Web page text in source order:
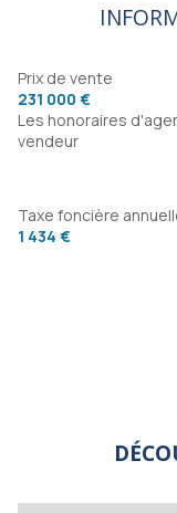
Prix de vente
231 000 €
Les honoraires
vendeur
Taxe foncière
1 434 €